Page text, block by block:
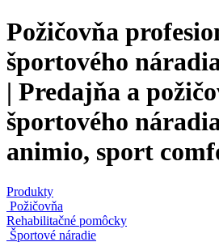
Požičovňa
športového
| Predajňa a
športového
animio, sport
Produkty
Požičovňa
Rehabilitačné pomôcky
Športové náradie